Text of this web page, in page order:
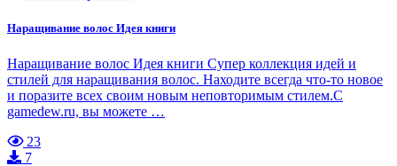
Наращивание волос Идея книги
Наращивание волос Идея книги Супер коллекция идей и
стилей для наращивания волос. Находите всегда что-то новое
и поразите всех своим новым неповторимым стилем.С
gamedew.ru, вы можете …
23
7